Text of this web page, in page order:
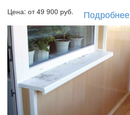
Цена: от49 900 руб. Подробнее